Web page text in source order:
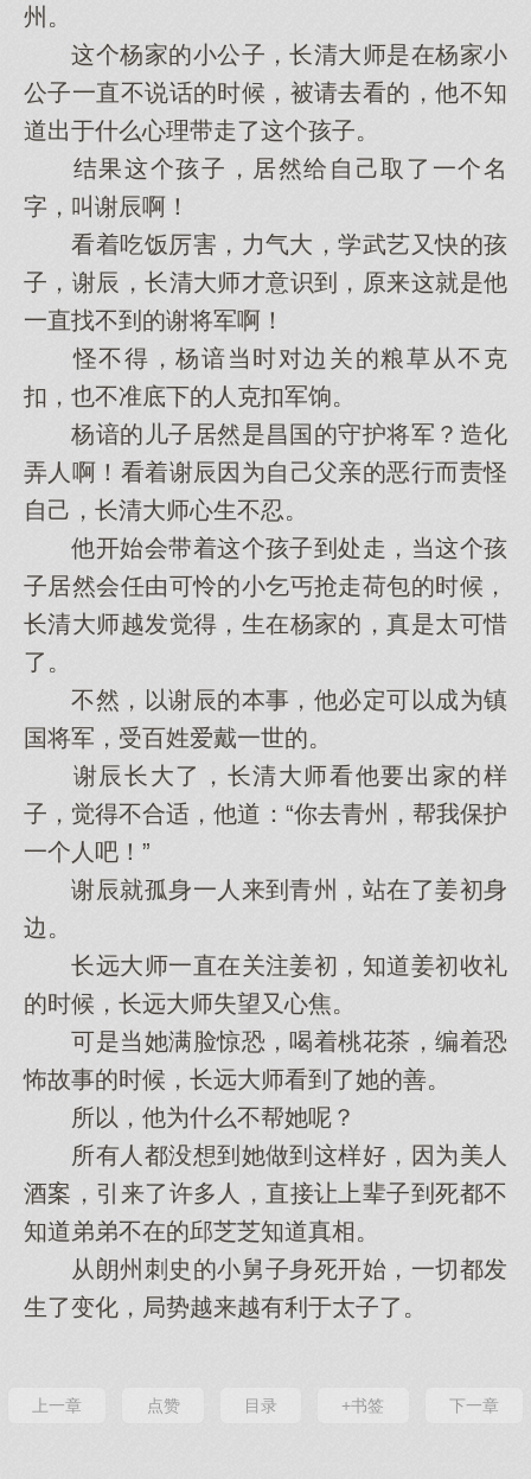
州。
这个杨家的小公子，长清大师是在杨家小
公子一直不说话的时候，被请去看的，他不知
道出于什么心理带走了这个孩子。
结果这个孩子，居然给自己取了一个名
字，叫谢辰啊！
看着吃饭厉害，力气大，学武艺又快的孩
子，谢辰，长清大师才意识到，原来这就是他
一直找不到的谢将军啊！
怪不得，杨谙当时对边关的粮草从不克
扣，也不准底下的人克扣军饷。
杨谙的儿子居然是昌国的守护将军？造化
弄人啊！看着谢辰因为自己父亲的恶行而责怪
自己，长清大师心生不忍。
他开始会带着这个孩子到处走，当这个孩
子居然会任由可怜的小乞丐抢走荷包的时候，
长清大师越发觉得，生在杨家的，真是太可惜
了。
不然，以谢辰的本事，他必定可以成为镇
国将军，受百姓爱戴一世的。
谢辰长大了，长清大师看他要出家的样
子，觉得不合适，他道：“你去青州，帮我保护
一个人吧！”
谢辰就孤身一人来到青州，站在了姜初身
边。
长远大师一直在关注姜初，知道姜初收礼
的时候，长远大师失望又心焦。
可是当她满脸惊恐，喝着桃花茶，编着恐
怖故事的时候，长远大师看到了她的善。
所以，他为什么不帮她呢？
所有人都没想到她做到这样好，因为美人
酒案，引来了许多人，直接让上辈子到死都不
知道弟弟不在的邱芝芝知道真相。
从朗州刺史的小舅子身死开始，一切都发
生了变化，局势越来越有利于太子了。
上一章 点赞 目录 +书签 下一章